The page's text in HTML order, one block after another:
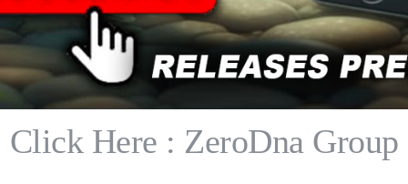
Click Here : ZeroDna Group